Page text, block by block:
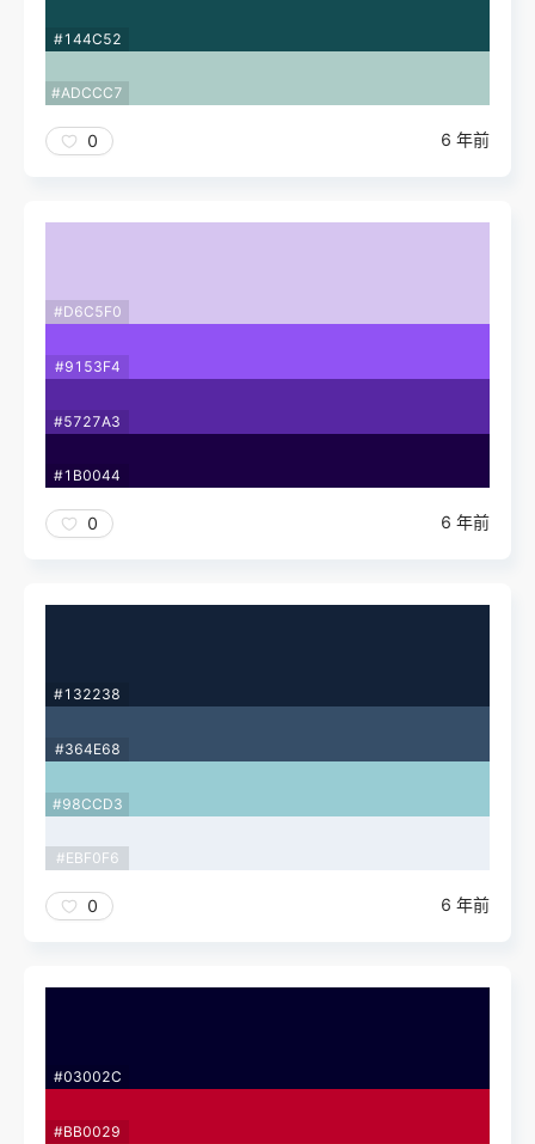
#144C52
#ADCCC7
0 6 年前
#D6C5F0
#9153F4
#5727A3
#1B0044
0 6 年前
#132238
#364E68
#98CCD3
#EBF0F6
0 6 年前
#03002C
#BB0029